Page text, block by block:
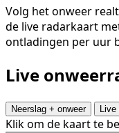
Volg het onweer
de live radarkaart
ontladingen per uur
Live
Neerslag + onweer Live
Klik om de kaart te